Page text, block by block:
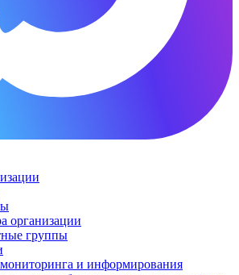
организации
группы
и информирования